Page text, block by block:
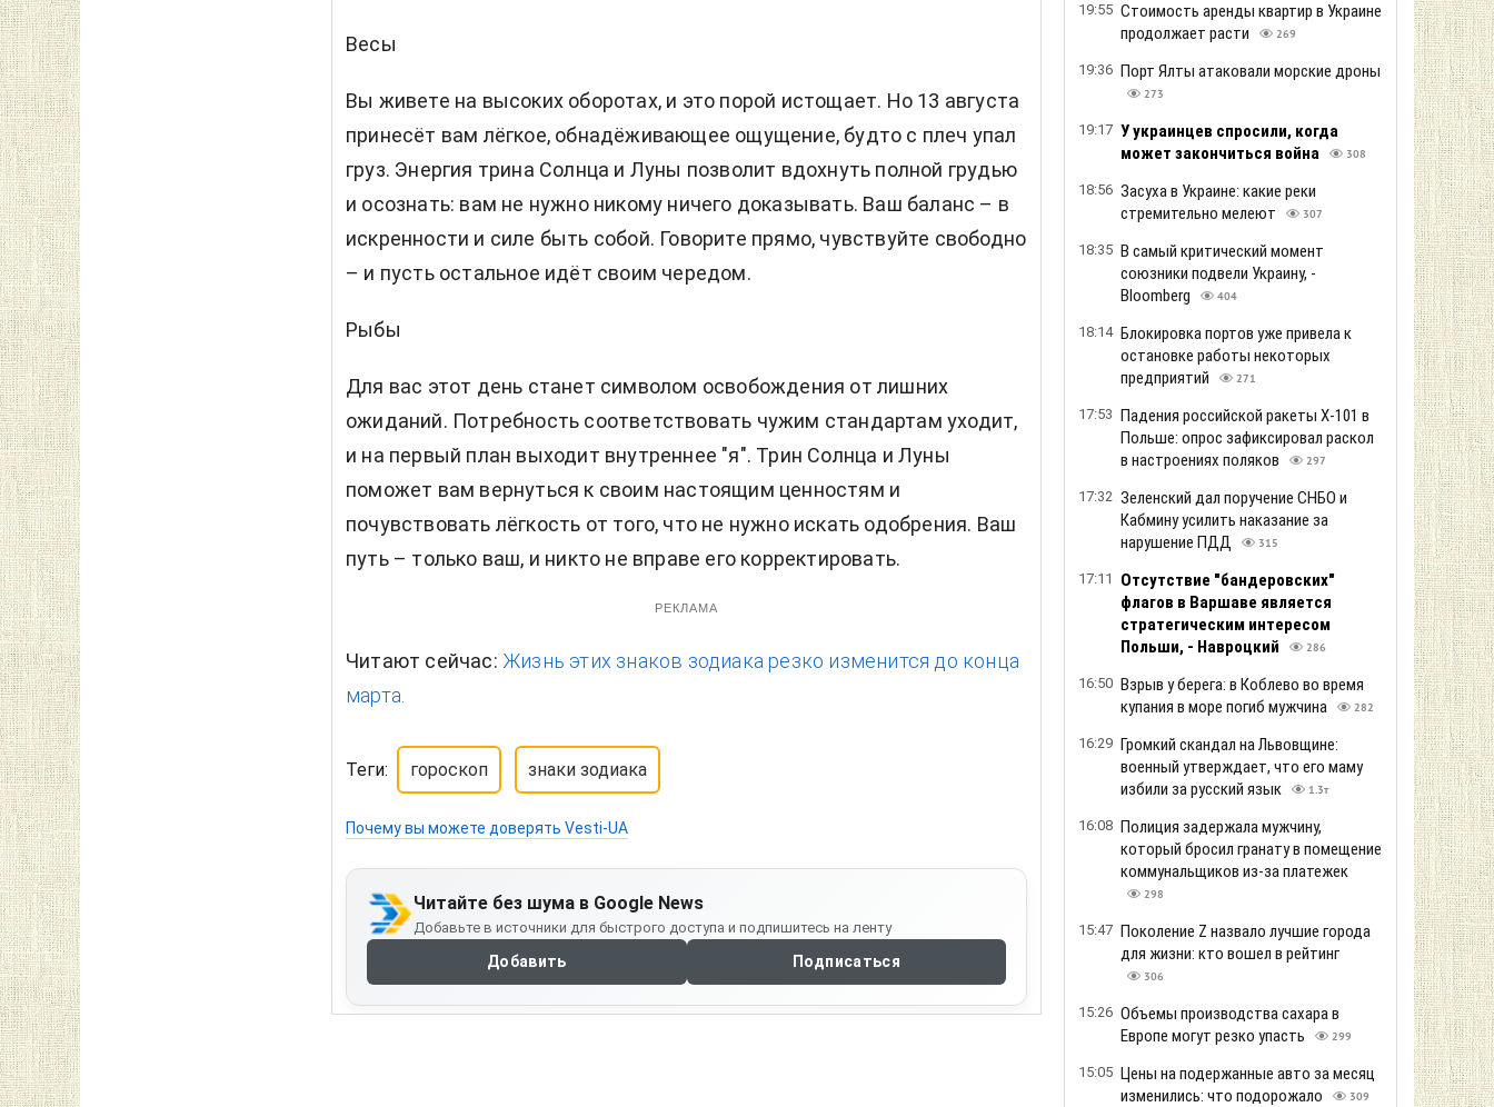
Весы
Вы живете на высоких оборотах, и это порой истощает. Но 13 августа
принесёт вам лёгкое, обнадёживающее ощущение, будто с плеч упал
груз. Энергия трина Солнца и Луны позволит вдохнуть полной грудью
и осознать: вам не нужно никому ничего доказывать. Ваш баланс – в
искренности и силе быть собой. Говорите прямо, чувствуйте свободно
– и пусть остальное идёт своим чередом.
Рыбы
Для вас этот день станет символом освобождения от лишних
ожиданий. Потребность соответствовать чужим стандартам уходит,
и на первый план выходит внутреннее "я". Трин Солнца и Луны
поможет вам вернуться к своим настоящим ценностям и
почувствовать лёгкость от того, что не нужно искать одобрения. Ваш
путь – только ваш, и никто не вправе его корректировать.
РЕКЛАМА
Читают сейчас: Жизнь этих знаков зодиака резко изменится до конца
марта.
Теги: гороскоп знаки зодиака
Почему вы можете доверять Vesti-UA
Читайте без шума в Google News
Добавьте в источники для быстрого доступа и подпишитесь на ленту
Добавить Подписаться
19:55 Стоимость аренды квартир в Украине
продолжает расти
269
19:36 Порт Ялты атаковали морские дроны
273
19:17 У украинцев спросили, когда
может закончиться война
308
18:56 Засуха в Украине: какие реки
стремительно мелеют
307
18:35 В самый критический момент
союзники подвели Украину, -
Bloomberg
404
18:14 Блокировка портов уже привела к
остановке работы некоторых
предприятий
271
17:53 Падения российской ракеты Х-101 в
Польше: опрос зафиксировал раскол
в настроениях поляков
297
17:32 Зеленский дал поручение СНБО и
Кабмину усилить наказание за
нарушение ПДД
315
17:11
Отсутствие "бандеровских"
флагов в Варшаве является
стратегическим интересом
Польши, - Навроцкий
286
16:50 Взрыв у берега: в Коблево во время
купания в море погиб мужчина
282
16:29 Громкий скандал на Львовщине:
военный утверждает, что его маму
избили за русский язык
1.3т
16:08 Полиция задержала мужчину,
который бросил гранату в помещение
коммунальщиков из-за платежек
298
15:47 Поколение Z назвало лучшие города
для жизни: кто вошел в рейтинг
306
15:26 Объемы производства сахара в
Европе могут резко упасть
299
15:05 Цены на подержанные авто за месяц
изменились: что подорожало
309